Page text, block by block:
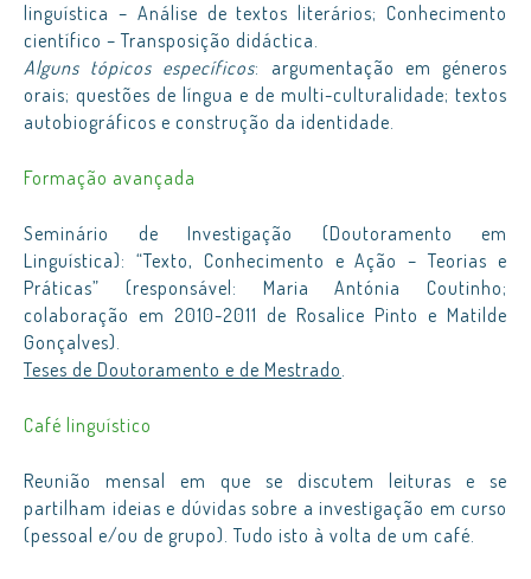
linguística – Análise de textos literários; Conhecimento
científico – Transposição didáctica.
Alguns tópicos específicos: argumentação em géneros
orais; questões de língua e de multi-culturalidade; textos
autobiográficos e construção da identidade.
Formação avançada
Seminário de Investigação (Doutoramento em
Linguística): “Texto, Conhecimento e Ação – Teorias e
Práticas” (responsável: Maria Antónia Coutinho;
colaboração em 2010-2011 de Rosalice Pinto e Matilde
Gonçalves).
Teses de Doutoramento e de Mestrado.
Café linguístico
Reunião mensal em que se discutem leituras e se
partilham ideias e dúvidas sobre a investigação em curso
(pessoal e/ou de grupo). Tudo isto à volta de um café.